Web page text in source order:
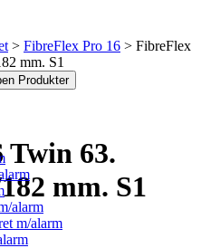
Produkter
alarm
m/alarm
FibreFlex Pro 16
FibreFlex
mm. S1
Twin 63.
mm. S1